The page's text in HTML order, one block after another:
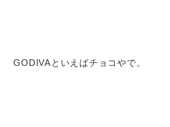
GODIVAといえばチョコやで。